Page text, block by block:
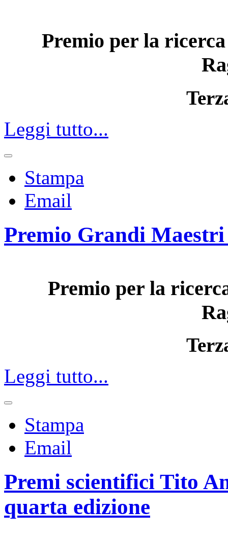
Premio per la
Leggi tutto...
Stampa
Email
Premio Grandi
Premio per la
Leggi tutto...
Stampa
Email
Premi scientifici Tito
quarta edizione